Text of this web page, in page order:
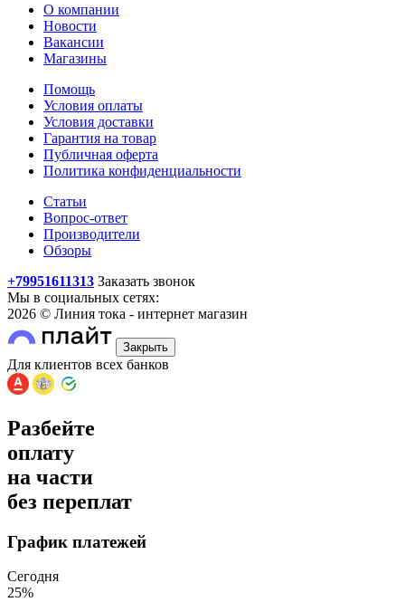
О компании
Новости
Вакансии
Магазины
Помощь
Условия оплаты
Условия доставки
Гарантия на товар
Публичная оферта
Политика конфиденциальности
Статьи
Вопрос-ответ
Производители
Обзоры
+79951611313 Заказать звонок
Мы в социальных сетях:
2026 © Линия тока - интернет магазин
Закрыть
Для клиентов всех банков
Разбейте
оплату
на части
без переплат
График платежей
Сегодня
25%